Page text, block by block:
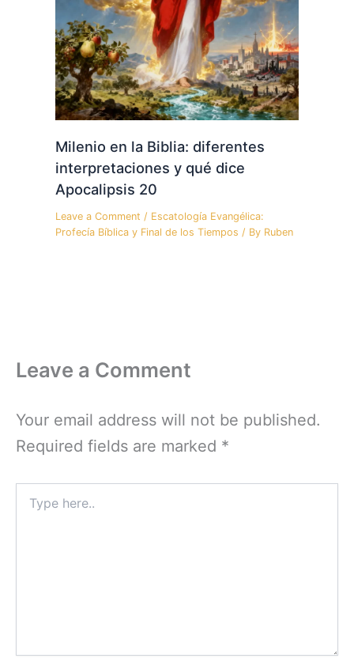
Milenio en la Biblia: diferentes
interpretaciones y qué dice
Apocalipsis 20
Leave a Comment / Escatología Evangélica:
Profecía Bíblica y Final de los Tiempos / By Ruben
Leave a Comment
Your email address will not be published.
Required fields are marked *
here..